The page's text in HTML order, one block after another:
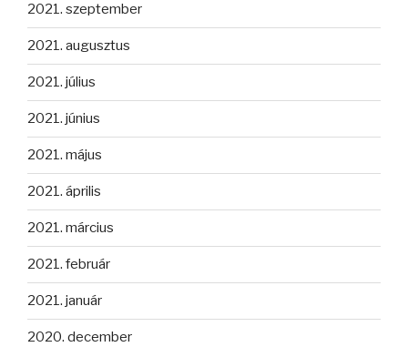
2021. szeptember
2021. augusztus
2021. július
2021. június
2021. május
2021. április
2021. március
2021. február
2021. január
2020. december